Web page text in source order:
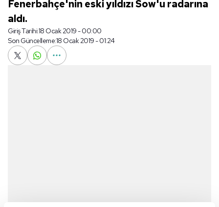
Fenerbahçe'nin eski yıldızı Sow'u radarına
aldı.
Giriş Tarihi:18 Ocak 2019 - 00:00
Son Güncelleme:18 Ocak 2019 - 01:24